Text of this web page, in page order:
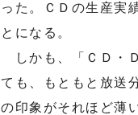
った。ＣＤの生産実
とになる。
しかも、「ＣＤ・
ても、もともと放送
の印象がそれほど薄